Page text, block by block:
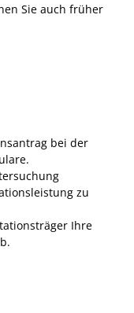
Sie auch früher
bei der
zu
Ihre